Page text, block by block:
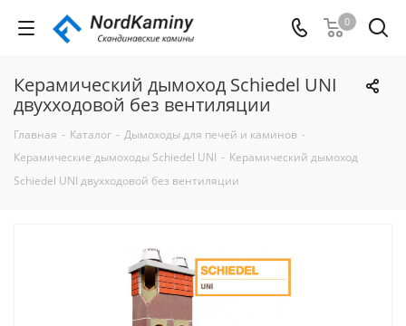
0
Керамический дымоход Schiedel UNI
двухходовой без вентиляции
Главная - Каталог - Дымоходы для печей и каминов -
Керамические дымоходы Schiedel UNI - Керамический дымоход
Schiedel UNI двухходовой без вентиляции